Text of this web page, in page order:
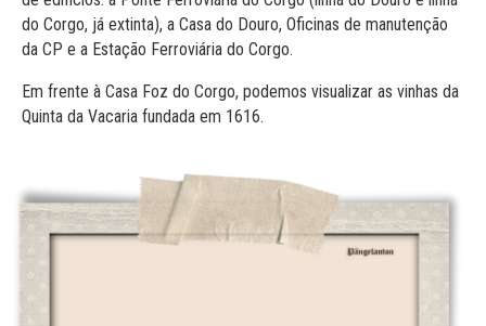
do Corgo, já extinta), a Casa do Douro, Oficinas de manutenção
da CP e a Estação Ferroviária do Corgo.
Em frente à Casa Foz do Corgo, podemos visualizar as vinhas da
Quinta da Vacaria fundada em 1616.